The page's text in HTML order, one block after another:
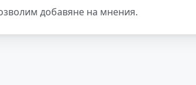
добавяне на мнения.